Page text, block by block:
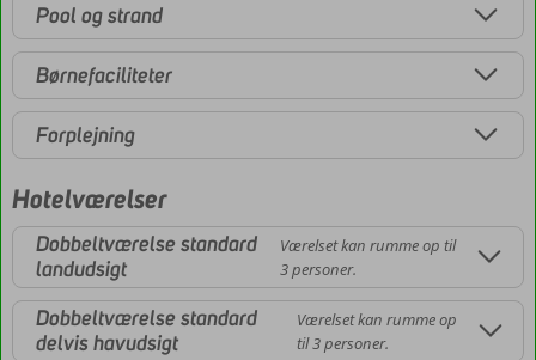
Pool og strand
Børnefaciliteter
Forplejning
Hotelværelser
Dobbeltværelse standard
landudsigt
Værelset kan rumme op til
3 personer.
Dobbeltværelse standard
delvis havudsigt
Værelset kan rumme op
til 3 personer.